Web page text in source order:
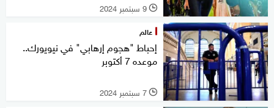
l 9 سبتمبر 2024
عالم
إحباط "هجوم إرهابي" في نيويورك..
موعده 7 أكتوبر
l 7 سبتمبر 2024